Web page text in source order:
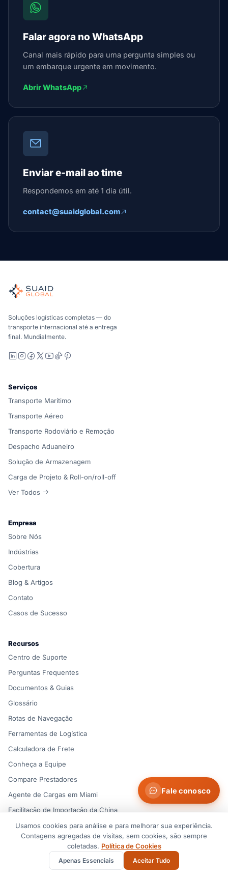
Falar agora no WhatsApp
Canal mais rápido para uma pergunta simples ou
um embarque urgente em movimento.
Abrir WhatsApp
Enviar e-mail ao time
Respondemos em até 1 dia útil.
contact@suaidglobal.com
Orquestrador de frete independente para oceano, ar,
Marítimo, aéreo e terrestre, comparados de forma
Soluções logísticas completas — do
transporte internacional até a entrega
final. Mundialmente.
LinkedIn
Instagram
Facebook
X YouTube
TikTok
Serviços
Transporte Marítimo
Transporte Aéreo
Transporte Rodoviário e Remoção
Despacho Aduaneiro
Solução de Armazenagem
Carga de Projeto & Roll-on/roll-off
Ver Todos
Empresa
Sobre Nós
Indústrias
Cobertura
Blog & Artigos
Contato
Casos de Sucesso
Recursos
Centro de Suporte
Perguntas Frequentes
Documentos & Guias
Glossário
Rotas de Navegação
Ferramentas de Logística
Calculadora de Frete
Conheça a Equipe
Compare Prestadores
Agente de Cargas em Miami
Facilitação de Importação da China
Contato
contact@suaidglobal.com
+1 (862) 858-2806
Fale conosco
Usamos cookies para análise e para melhorar sua experiência.
Contagens agregadas de visitas, sem cookies, são sempre
coletadas. Política de Cookies
Apenas Essenciais Aceitar Tudo